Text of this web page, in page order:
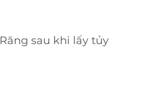
Răng sau khi lấy tủy